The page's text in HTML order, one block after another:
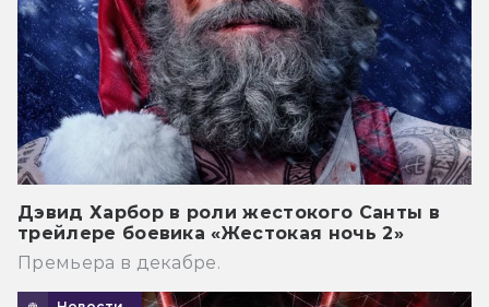
Дэвид Харбор в роли жестокого Санты в
трейлере боевика «Жестокая ночь 2»
Премьера в декабре.